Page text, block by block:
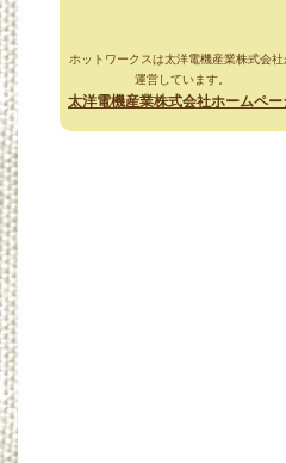
ホットワークスは太洋電機産業株式会社
運営しています。
太洋電機産業株式会社ホームペー